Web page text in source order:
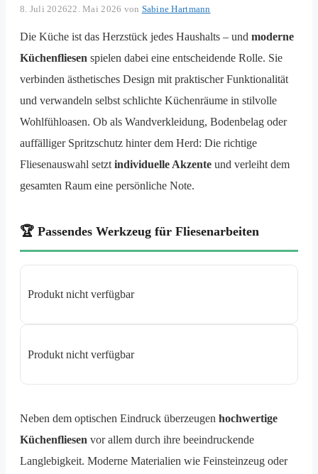
8. Juli 202622. Mai 2026 von Sabine Hartmann
Die Küche ist das Herzstück jedes Haushalts – und moderne
Küchenfliesen spielen dabei eine entscheidende Rolle. Sie
verbinden ästhetisches Design mit praktischer Funktionalität
und verwandeln selbst schlichte Küchenräume in stilvolle
Wohlfühloasen. Ob als Wandverkleidung, Bodenbelag oder
auffälliger Spritzschutz hinter dem Herd: Die richtige
Fliesenauswahl setztindividuelle Akzente und verleiht dem
gesamten Raum eine persönliche Note.
🏆 Passendes Werkzeug für Fliesenarbeiten
Produkt nicht verfügbar
Produkt nicht verfügbar
Neben dem optischen Eindruck überzeugen hochwertige
Küchenfliesen vor allem durch ihre beeindruckende
Langlebigkeit. Moderne Materialien wie Feinsteinzeug oder